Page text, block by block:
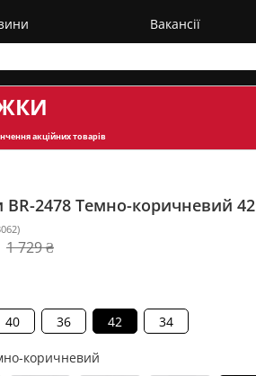
Вакансії
акційних товарів
2478 Темно-коричневий 42
)
1 729 ₴
40 36 42 34
коричневий